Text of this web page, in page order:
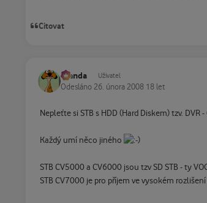
Citovat
Standa Uživatel
Odesláno 26. února 2008 18 let
Nepleťte si STB s HDD (Hard Diskem) tzv.
Každý umí něco jiného
STB CV5000 a CV6000 jsou tzv SD STB - ty
STB CV7000 je pro příjem ve vysokém